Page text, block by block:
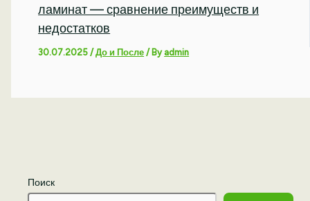
Поиск
ламинат — сравнение преимуществ и
недостатков
30.07.2025/До и После / Byadmin